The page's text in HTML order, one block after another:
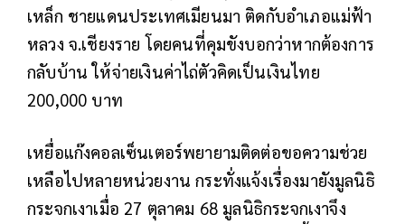
เหล็ก ชายแดนประเทศเมียนมา ติดกับอำเภอแม่ฟ้า
หลวง จ.เชียงราย โดยคนที่คุมขังบอกว่าหากต้องการ
กลับบ้าน ให้จ่ายเงินค่าไถ่ตัวคิดเป็นเงินไทย
200,000 บาท
เหยื่อแก๊งคอลเซ็นเตอร์พยายามติดต่อขอความช่วย
เหลือไปหลายหน่วยงาน กระทั่งแจ้งเรื่องมายังมูลนิธิ
กระจกเงาเมื่อ 27 ตุลาคม 68 มูลนิธิกระจกเงาจึง